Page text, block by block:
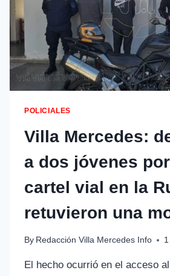
POLICIALES
Villa Mercedes:
a dos jóvenes
cartel vial en la
retuvieron una
By Redacción Villa Mercedes Info
El hecho ocurrió en el acceso